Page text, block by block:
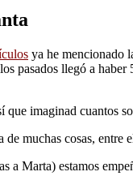
ya he mencionado
pasados llegó a
que imaginad cuantos
muchas cosas, entre
a Marta) estamos